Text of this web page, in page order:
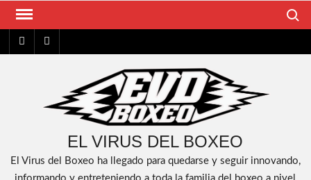
Saltar
contenidoFACEBOOK
EL VIRUS DEL BOXEO
El Virus del Boxeo ha llegado para quedarse y seguir innovando,